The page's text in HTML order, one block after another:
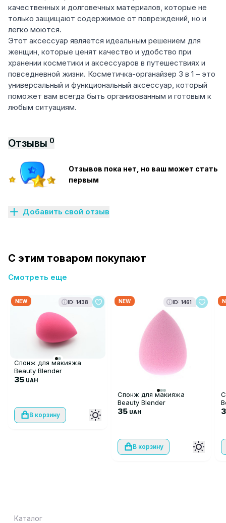
качественных и долговечных материалов, которые не
только защищают содержимое от повреждений, но и
легко моются.
Этот аксессуар является идеальным решением для
женщин, которые ценят качество и удобство при
хранении косметики и аксессуаров в путешествиях и
повседневной жизни. Косметичка-органайзер 3 в 1 – это
универсальный и функциональный аксессуар, который
поможет вам всегда быть организованным и готовым к
любым ситуациям.
Отзывы 0
Отзывов пока нет, но ваш может стать
первым
Добавить свой отзыв
С этим товаром покупают
Смотреть еще
NEW ID: 1438
Спонж для макияжа
Beauty Blender
35 UAH
В корзину
NEW ID: 1461
Спонж для макияжа
Beauty Blender
35 UAH
В корзину
Каталог